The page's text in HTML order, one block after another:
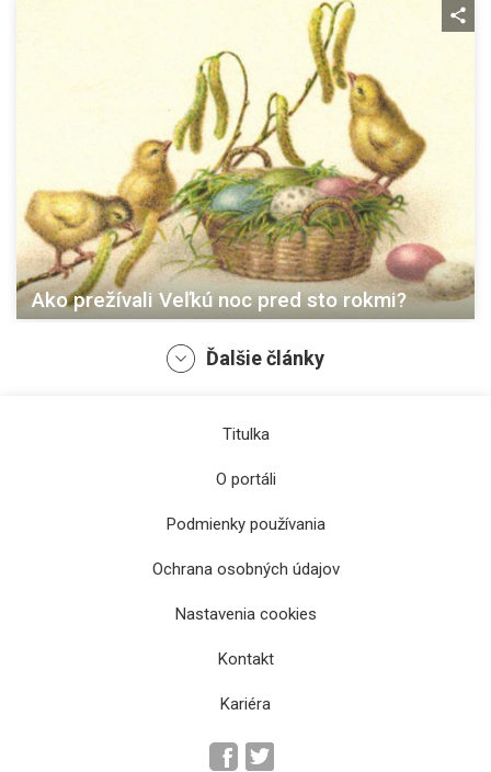
Ako prežívali Veľkú noc pred sto rokmi?
Ako videl Košice francúzsky vedec na
Ďalšie články
Titulka
O portáli
Podmienky používania
Ochrana osobných údajov
Nastavenia cookies
Kontakt
Kariéra